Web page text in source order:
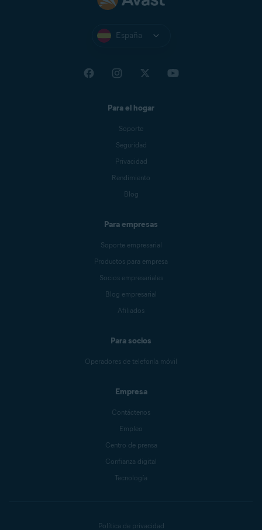
España
Para el hogar
Soporte
Seguridad
Privacidad
Rendimiento
Blog
Para empresas
Soporte empresarial
Productos para empresa
Socios empresariales
Blog empresarial
Afiliados
Para socios
Operadores de telefonía móvil
Empresa
Contáctenos
Empleo
Centro de prensa
Confianza digital
Tecnología
Política de privacidad